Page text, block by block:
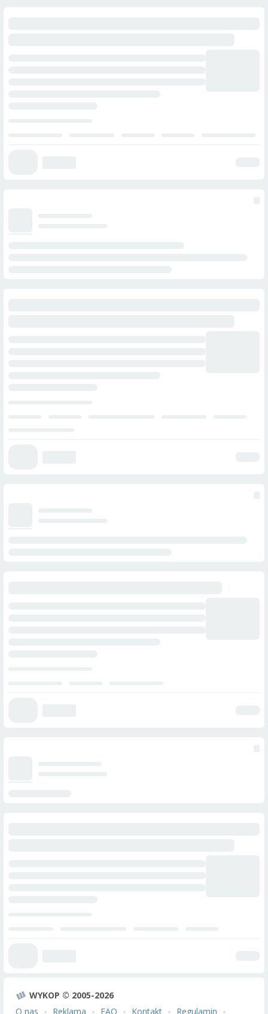
WYKOP © 2005-2026
O nas
Reklama FAQ Kontakt Regulamin